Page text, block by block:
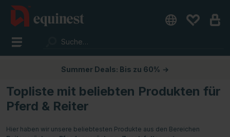
Summer Deals: Bis zu 60% →
Topliste mit beliebten Produkten für
Pferd & Reiter
Hier haben wir unsere beliebtesten Produkte aus den Bereichen